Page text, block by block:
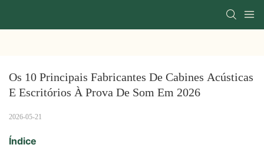
Os 10 Principais Fabricantes De Cabines Acústicas
E Escritórios À Prova De Som Em 2026
2026-05-21
Índice